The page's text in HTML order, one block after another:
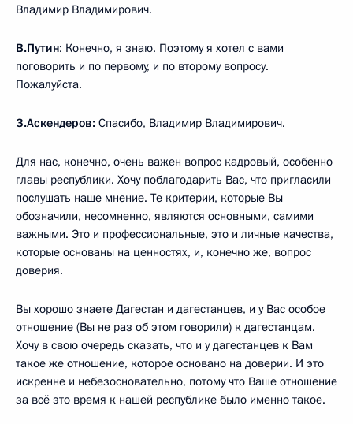
Владимир Владимирович.
В.Путин: Конечно, я знаю. Поэтому я хотел с вами
поговорить и по первому, и по второму вопросу.
Пожалуйста.
З.Аскендеров: Спасибо, Владимир Владимирович.
Для нас, конечно, очень важен вопрос кадровый, особенно
главы республики. Хочу поблагодарить Вас, что пригласили
послушать наше мнение. Те критерии, которые Вы
обозначили, несомненно, являются основными, самими
важными. Это и профессиональные, это и личные качества,
которые основаны на ценностях, и, конечно же, вопрос
доверия.
Вы хорошо знаете Дагестан и дагестанцев, и у Вас особое
отношение (Вы не раз об этом говорили) к дагестанцам.
Хочу в свою очередь сказать, что и у дагестанцев к Вам
такое же отношение, которое основано на доверии. И это
искренне и небезосновательно, потому что Ваше отношение
за всё это время к нашей республике было именно такое.